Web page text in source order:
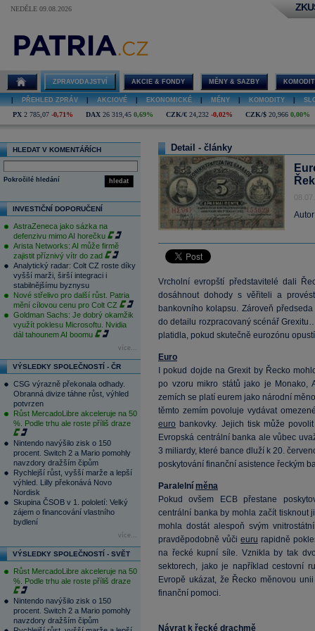
NEDĚLE 09.08.2026
ZPRAVODAJSTVÍ AKCIE & FONDY MĚNY & SAZBY
PŘEHLED ZPRÁV AKCIOVÉ EKONOMICKÉ MĚNY KOMODITY
PX 2 785,07 -0,71% DAX 26 319,45 0,69% CZK/€ 24,232 -0,02% CZK/$ 20,966 0,00%
HLEDAT V KOMENTÁŘÍCH
hledat
Pokročilé hledání
INVESTIČNÍ DOPORUČENÍ
AstraZeneca jako sázka na
defenzivu mimo AI horečku
Arista Networks: AI může firmě
zajistit příznivý vítr do zad
Analytický radar: Colt CZ roste díky
vyšší marži, širší integraci i
stabilnějšímu byznysu
Nové střelivo pro další růst. Patria
mění cílovou cenu pro Colt CZ
Goldman Sachs: Je dobrý okamžik
využít poklesu Microsoftu. Nvidia
dál tahounem AI boomu
více...
VÝSLEDKY SPOLEČNOSTÍ - ČR
CSG výrazně překonala odhady.
Obranná divize táhne růst, výhled
potvrzen
Růst MercadoLibre akceleruje na 50
%. Podle trhu ale roste příliš draze
Nintendo navýšilo zisk o 150
procent. Switch 2 a Mario pomohly
navzdory dražším čipům
Rychlejší růst, vyšší marže a lepší
výhled. Lilly překonává Novo
Nordisk
Skupina ČSOB v 1. pololetí: Velký
zájem o financování vlastního
bydlení
více...
VÝSLEDKY SPOLEČNOSTÍ - SVĚT
Růst MercadoLibre akceleruje na 50
%. Podle trhu ale roste příliš draze
Nintendo navýšilo zisk o 150
procent. Switch 2 a Mario pomohly
navzdory dražším čipům
Detail - články
Vrcholní evropští představitelé dali
dosáhnout dohody s věřiteli a
bankovního kolapsu. Zároveň
do detailu rozpracovaný scénář
platidla, pokud skutečně eurozónu
Euro
I pokud dojde na Grexit by Řecko
po vzoru mikro států jako je Monako,
zemích se platí eurem jako národní
těmto zemím povoluje vydávat
euro bankovky. Jejich tisk může
Evropská centrální banka ale vůbec
3 miliardy, které bance dluží k 20.
poskytování finanční asistence řeckým
Paralelní měna
Pokud ovšem ECB přestane
centrální banka by mohla začít tisknout
mohla dostát alespoň svým
pravděpodobně vůči euru rapidně
na řecké kupní síle. Vznikla by tak
sektorech, jako je například cestovní
Evropě ukázat, že Řecko měnovou
finanční pomoci.
Návrat k řecké drachmě